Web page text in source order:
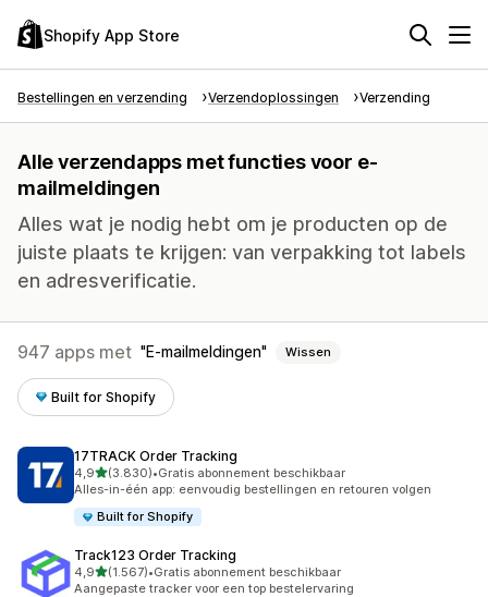
Shopify App Store
Bestellingen en verzending Verzendoplossingen Verzending
Alle verzendapps met functies voor e-
mailmeldingen
Alles wat je nodig hebt om je producten op de
juiste plaats te krijgen: van verpakking tot labels
en adresverificatie.
947 apps met E-mailmeldingen Wissen
Built for Shopify
17TRACK Order Tracking
4,9van 5 sterren
(3.830)
3830 recensies in totaal
•Gratis abonnement beschikbaar
Alles-in-één app: eenvoudig bestellingen en retouren volgen
Built for Shopify
Track123 Order Tracking
4,9van 5 sterren
(1.567)
1567 recensies in totaal
•Gratis abonnement beschikbaar
Aangepaste tracker voor een top bestelervaring